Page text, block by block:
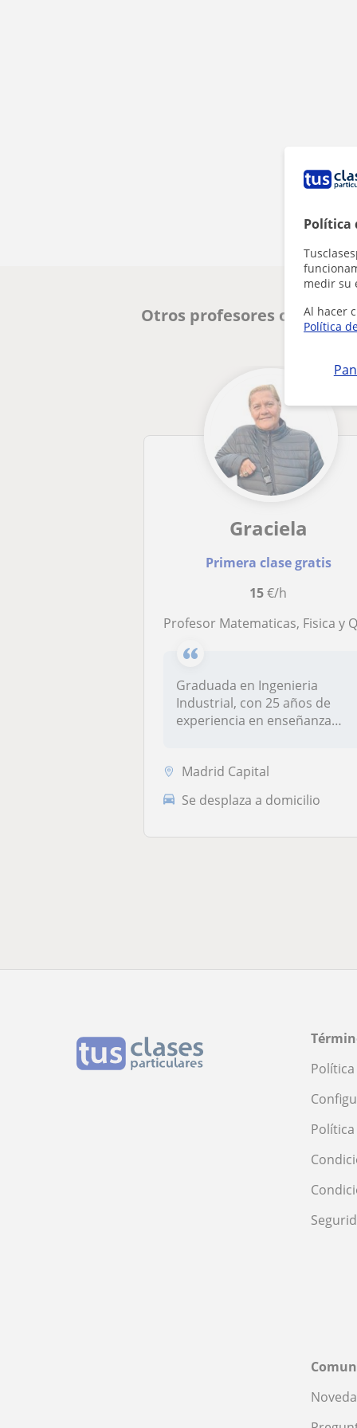
Política
medir su
Al hacer
Política
Otros profesores online
Graciela
Primera clase gratis
15€/h
Profesor Matematicas, Fisica y Quimica nivel SECUNDARIO (ESO)
Graduada en Ingenieria
Industrial, con 25 años de
experiencia en enseñanza
Madrid Capital
Se desplaza a domicilio